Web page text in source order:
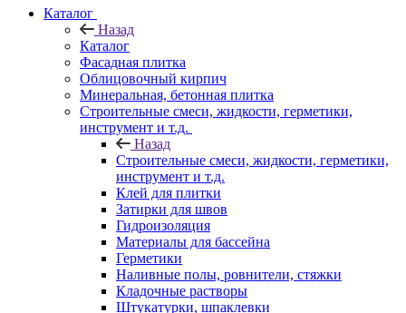
Каталог
Назад
Каталог
Фасадная плитка
Облицовочный кирпич
Минеральная, бетонная плитка
Строительные смеси, жидкости, герметики,
инструмент и т.д.
Назад
Строительные смеси, жидкости, герметики,
инструмент и т.д.
Клей для плитки
Затирки для швов
Гидроизоляция
Материалы для бассейна
Герметики
Наливные полы, ровнители, стяжки
Кладочные растворы
Штукатурки, шпаклевки